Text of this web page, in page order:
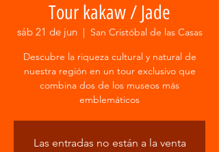
Tour kakaw / Jade
sáb 21 de jun
  |
San Cristóbal de las Casas
Descubre la riqueza cultural y natural de
nuestra región en un tour exclusivo que
combina dos de los museos más
emblemáticos
Las entradas no están a la venta